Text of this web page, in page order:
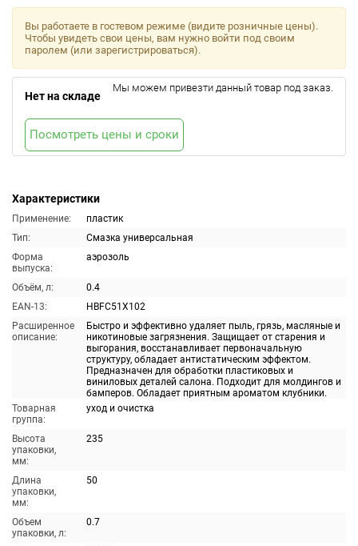
Характеристики
Применение:
пластик
Тип:
Смазка универсальная
Форма
выпуска:
аэрозоль
Объём, л:
0.4
EAN-13:
HBFC51X102
Расширенное
описание:
Быстро и эффективно удаляет пыль, грязь, масляные и
никотиновые загрязнения. Защищает от старения и
выгорания, восстанавливает первоначальную
структуру, обладает антистатическим эффектом.
Предназначен для обработки пластиковых и
виниловых деталей салона. Подходит для молдингов и
бамперов. Обладает приятным ароматом клубники.
Товарная
группа:
уход и очистка
Высота
упаковки,
мм:
235
Длина
упаковки,
мм:
50
Объем
упаковки, л:
0.7
Вы работаете в гостевом режиме (видите розничные цены).
Чтобы увидеть свои цены, вам нужно войти под своим
паролем (или зарегистрироваться).
Нет на складе
Мы можем привезти данный товар под заказ.
Посмотреть цены и сроки